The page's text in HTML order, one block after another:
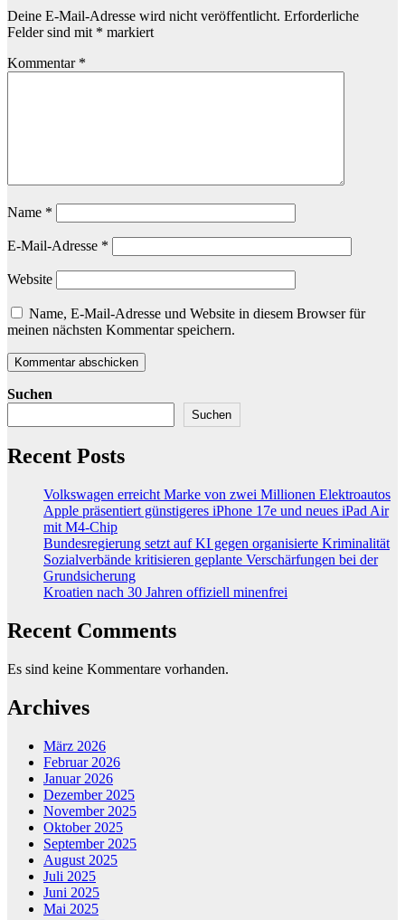
Deine E-Mail-Adresse wird nicht veröffentlicht. Erforderliche
Felder sind mit * markiert
Kommentar *
Name *
E-Mail-Adresse *
Website
Name, E-Mail-Adresse und Website in diesem Browser für
meinen nächsten Kommentar speichern.
Suchen
Suchen
Recent Posts
Volkswagen erreicht Marke von zwei Millionen Elektroautos
Apple präsentiert günstigeres iPhone 17e und neues iPad Air
mit M4-Chip
Bundesregierung setzt auf KI gegen organisierte Kriminalität
Sozialverbände kritisieren geplante Verschärfungen bei der
Grundsicherung
Kroatien nach 30 Jahren offiziell minenfrei
Recent Comments
Es sind keine Kommentare vorhanden.
Archives
März 2026
Februar 2026
Januar 2026
Dezember 2025
November 2025
Oktober 2025
September 2025
August 2025
Juli 2025
Juni 2025
Mai 2025